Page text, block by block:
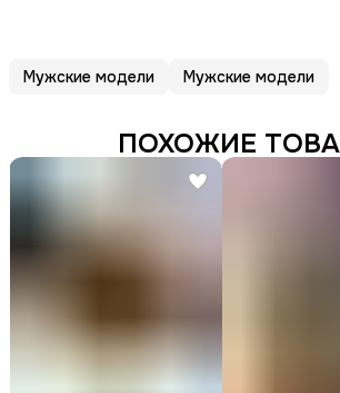
Мужские модели Мужские модели
ПОХОЖИЕ